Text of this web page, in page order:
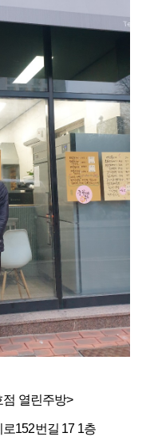
열린주방>
로152번길 17 1층